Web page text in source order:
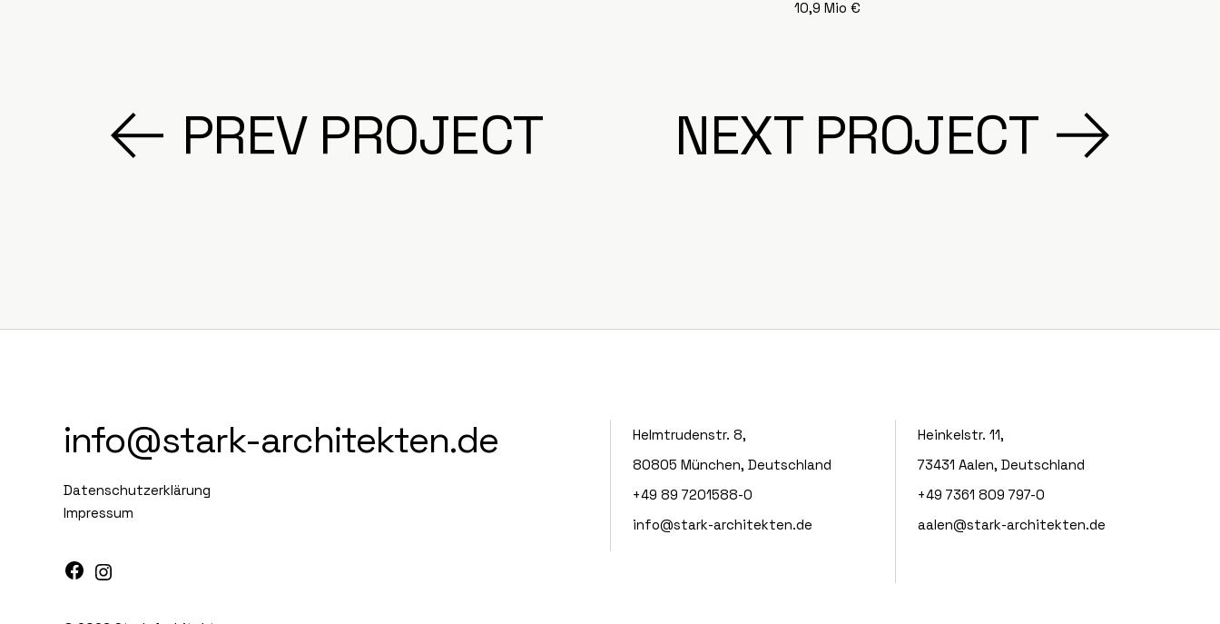
10,9 Mio €
PREV PROJECT NEXT PROJECT
info@stark-architekten.de
Datenschutzerklärung
Impressum
Facebook
Instagram
Helmtrudenstr. 8,
80805 München, Deutschland
+49 89 7201588-0
info@stark-architekten.de
Heinkelstr. 11,
73431 Aalen, Deutschland
+49 7361 809 797-0
aalen@stark-architekten.de